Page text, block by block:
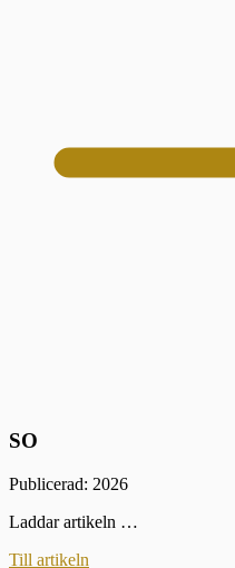
SO
Publicerad: 2026
Laddar artikeln …
Till artikeln